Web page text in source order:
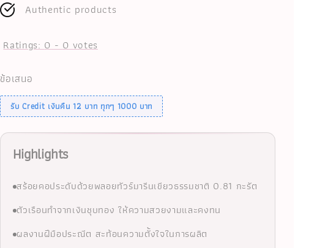
Authentic products
Ratings:0-0votes
ข้อเสนอ
รับ Credit เงินคืน 12 บาท ทุกๆ 1000 บาท
Highlights
สร้อยคอประดับด้วยพลอยทัวร์มารีนเขียวธรรมชาติ 0.81 กะรัต
ตัวเรือนทำจากเงินชุบทอง ให้ความสวยงามและคงทน
ผลงานฝีมือประณีต สะท้อนความตั้งใจในการผลิต